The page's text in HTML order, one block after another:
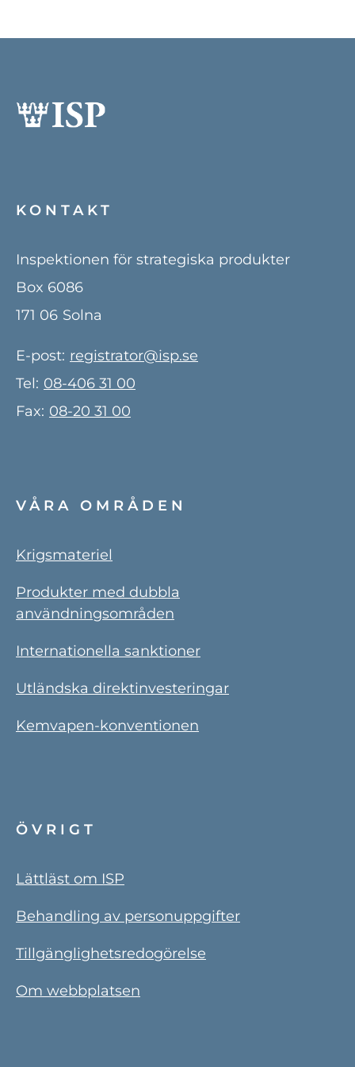
In English
KONTAKT
Inspektionen för strategiska produkter
Box 6086
171 06 Solna
E-post: registrator@isp.se
Tel: 08-406 31 00
Fax: 08-20 31 00
VÅRA OMRÅDEN
Krigsmateriel
Produkter med dubbla
användningsområden
Internationella sanktioner
Utländska direktinvesteringar
Kemvapen-konventionen
ÖVRIGT
Lättläst om ISP
Behandling av personuppgifter
Tillgänglighetsredogörelse
Om webbplatsen